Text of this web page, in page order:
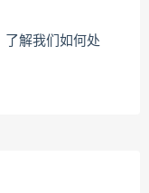
了解我们如何处